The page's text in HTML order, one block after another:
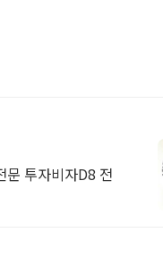
문 투자비자D8 전